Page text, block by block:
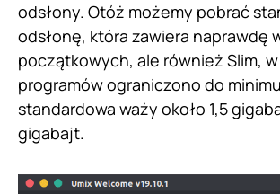
odsłony. Otóż możemy pobrać
odsłonę, która zawiera naprawdę
początkowych, ale również Slim,
programów ograniczono do
standardowa waży około 1,5
gigabajt.